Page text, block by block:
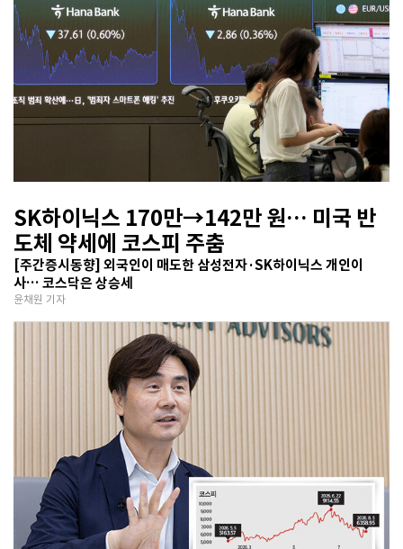
SK하이닉스 170만→142만 원… 미국 반
도체 약세에 코스피 주춤
[주간증시동향] 외국인이 매도한 삼성전자·SK하이닉스 개인이
사… 코스닥은 상승세
윤채원 기자